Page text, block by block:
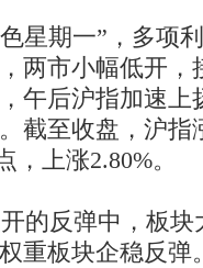
星期一”，多项
两市小幅低开
午后沪指加速上
截至收盘，沪指
，上涨2.80%。
的反弹中，板块
重板块企稳反弹